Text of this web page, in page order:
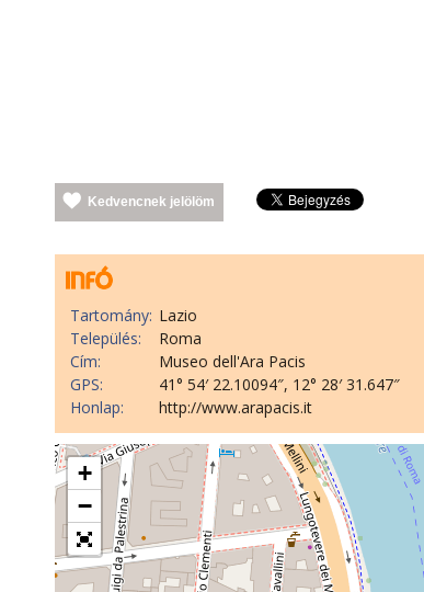
Kedvencnek jelölöm
Tartomány: Lazio
Település:
Roma
Cím:
Museo dell'Ara Pacis
GPS:
41° 54′ 22.10094″, 12° 28′ 31.647″
Honlap:
http://www.arapacis.it
+
−